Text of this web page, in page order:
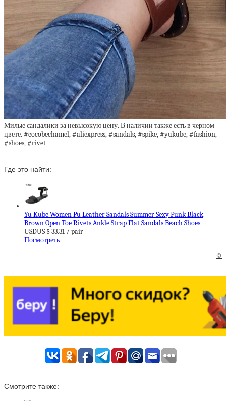
Милые сандалики за невысокую цену. В наличии также есть в черном
цвете. #cocobechamel, #aliexpress, #sandals, #spike, #yukube, #fashion,
#shoes, #rivet
Где это найти:
Yu Kube Women Pu Leather Sandals Summer Sexy Punk Black
Brown Open Toe Rivets Ankle Strap Flat Sandals Beach Shoes
USDUS $ 33.31 / pair
Посмотреть
©
Смотрите также: